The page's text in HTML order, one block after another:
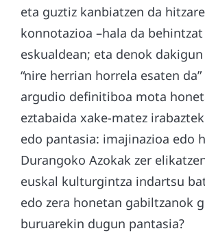
eta guztiz kanbiatzen da
konnotazioa –hala da
eskualdean; eta denok
“nire herrian horrela esaten
argudio definitiboa mota
eztabaida xake-matez
edo pantasia: imajinazioa edo
Durangoko Azokak zer
euskal kulturgintza indartsu
edo zera honetan gabiltzanok
buruarekin dugun pantasia?